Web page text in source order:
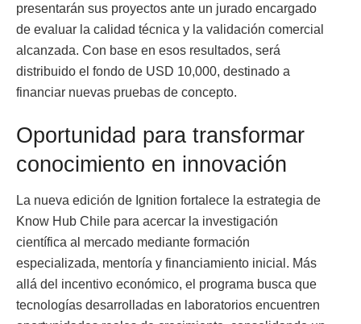
presentarán sus proyectos ante un jurado encargado
de evaluar la calidad técnica y la validación comercial
alcanzada. Con base en esos resultados, será
distribuido el fondo de USD 10,000, destinado a
financiar nuevas pruebas de concepto.
Oportunidad para transformar
conocimiento en innovación
La nueva edición de Ignition fortalece la estrategia de
Know Hub Chile para acercar la investigación
científica al mercado mediante formación
especializada, mentoría y financiamiento inicial. Más
allá del incentivo económico, el programa busca que
tecnologías desarrolladas en laboratorios encuentren